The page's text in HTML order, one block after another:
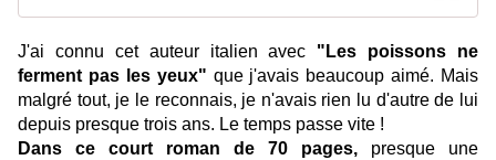
J'ai connu cet auteur italien avec "Les poissons ne
ferment pas les yeux" que j'avais beaucoup aimé. Mais
malgré tout, je le reconnais, je n'avais rien lu d'autre de lui
depuis presque trois ans. Le temps passe vite !
Dans ce court roman de 70 pages, presque une